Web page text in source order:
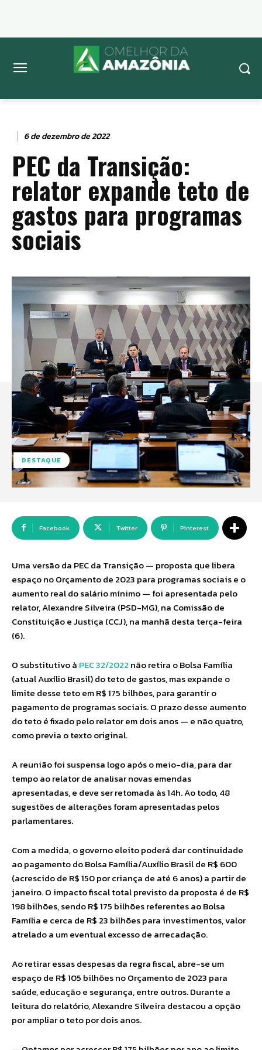
6 de dezembro de 2022
PEC da Transição:
relator expande teto de
gastos para programas
sociais
DESTAQUE
Facebook Twitter Pinterest
Uma versão da PEC da Transição — proposta que libera
espaço no Orçamento de 2023 para programas sociais e o
aumento real do salário mínimo — foi apresentada pelo
relator, Alexandre Silveira (PSD-MG), na Comissão de
Constituição e Justiça (CCJ), na manhã desta terça-feira
(6).
O substitutivo à PEC 32/2022 não retira o Bolsa Família
(atual Auxílio Brasil) do teto de gastos, mas expande o
limite desse teto em R$ 175 bilhões, para garantir o
pagamento de programas sociais. O prazo desse aumento
do teto é fixado pelo relator em dois anos — e não quatro,
como previa o texto original.
A reunião foi suspensa logo após o meio-dia, para dar
tempo ao relator de analisar novas emendas
apresentadas, e deve ser retomada às 14h. Ao todo, 48
sugestões de alterações foram apresentadas pelos
parlamentares.
Com a medida, o governo eleito poderá dar continuidade
ao pagamento do Bolsa Família/Auxílio Brasil de R$ 600
(acrescido de R$ 150 por criança de até 6 anos) a partir de
janeiro. O impacto fiscal total previsto da proposta é de R$
198 bilhões, sendo R$ 175 bilhões referentes ao Bolsa
Família e cerca de R$ 23 bilhões para investimentos, valor
atrelado a um eventual excesso de arrecadação.
Ao retirar essas despesas da regra fiscal, abre-se um
espaço de R$ 105 bilhões no Orçamento de 2023 para
saúde, educação e segurança, entre outros. Durante a
leitura do relatório, Alexandre Silveira destacou a opção
por ampliar o teto por dois anos.